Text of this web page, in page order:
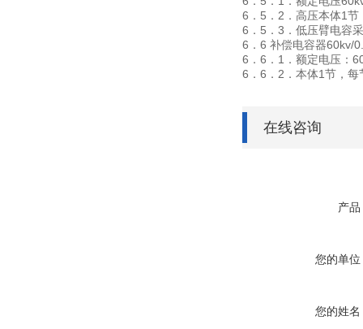
6．5．2．高压本体1
6．5．3．低压臂电容
6．6 补偿电容器60kv/
6．6．1．额定电压：
6．6．2．本体1节，
在线咨询
产品
您的单位
您的姓名